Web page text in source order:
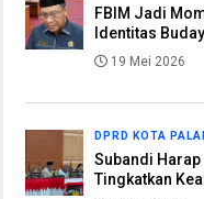
FBIM Jadi
Identitas
19 Mei 2026
DPRD KOTA
Subandi Harap
Tingkatkan